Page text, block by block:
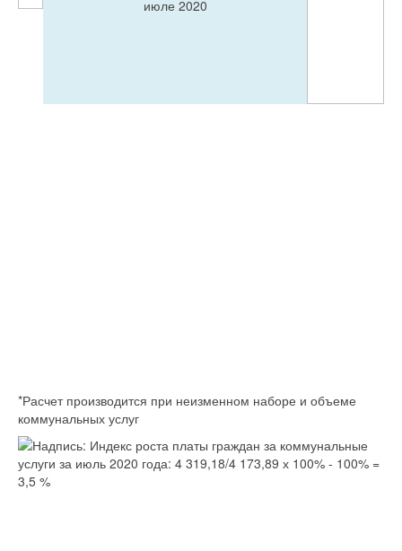
июле 2020
*Расчет производится при неизменном наборе и объеме
коммунальных услуг